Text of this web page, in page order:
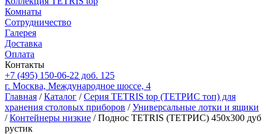
Комнаты
Сотрудничество
Галерея
Доставка
Оплата
Контакты
+7 (495) 150-06-22 доб. 125
г. Москва, Международное шоссе, 4
Главная /Каталог /Серия TETRIS top (ТЕТРИС топ) для
хранения столовых приборов /Универсальные лотки и ящики
/Контейнеры низкие / Поднос TETRIS (ТЕТРИС) 450х300 дуб
рустик